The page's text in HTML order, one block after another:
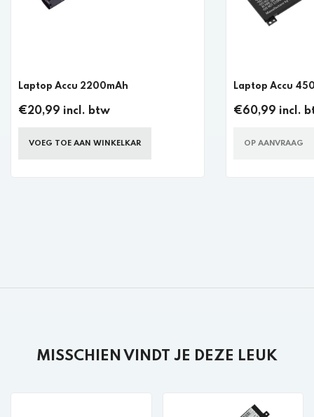
Laptop Accu 2200mAh
€20,99 incl. btw
VOEG TOE AAN WINKELKAR
Laptop Accu
€60,99 incl.
OP AANVRAAG
MISSCHIEN VINDT JE DEZE LEUK